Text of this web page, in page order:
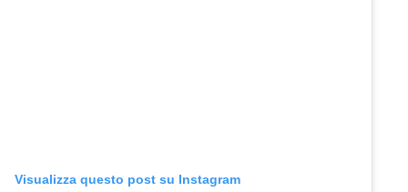
Visualizza questo post su Instagram